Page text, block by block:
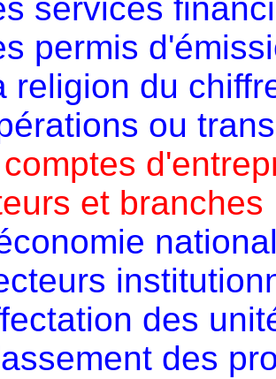
services
permis
religion du
ou
et branches
des
des